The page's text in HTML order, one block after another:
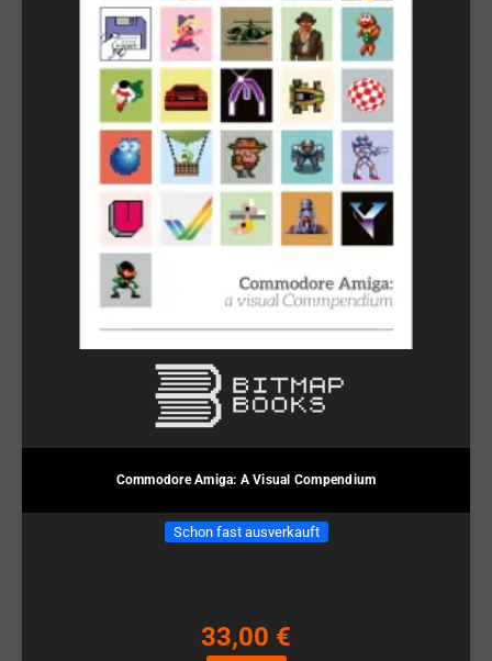
Commodore Amiga: A Visual Compendium
Schon fast ausverkauft
33,00 €